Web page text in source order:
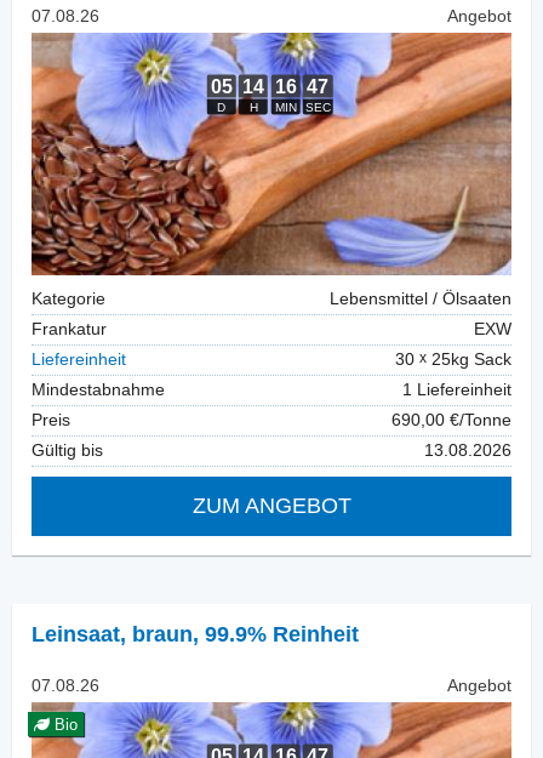
07.08.26 Angebot
Kategorie
Lebensmittel / Ölsaaten
Frankatur
EXW
Liefereinheit
30
25kg Sack
Mindestabnahme
1 Liefereinheit
Preis
690,00 €/Tonne
Gültig bis
13.08.2026
ZUM ANGEBOT
Leinsaat, braun, 99.9% Reinheit
07.08.26 Angebot
Bio